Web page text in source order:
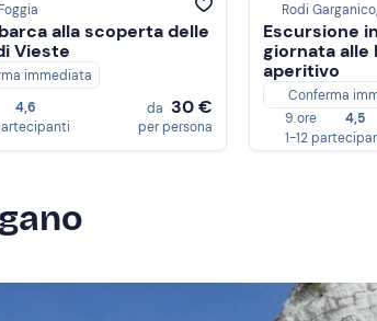
alla scoperta delle
Vieste
immediata
4,6
da 30 €
per persona
Rodi
Escursione
giornata alle
aperitivo
Conferma
9 ore
4,5
1-12